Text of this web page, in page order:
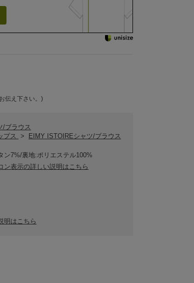
伝え下さい。)
/ブラウス
プス
> EIMY ISTOIREシャツ/ブラウス
ン7%/裏地:ポリエステル100%
ン表示の詳しい説明はこちら
明はこちら